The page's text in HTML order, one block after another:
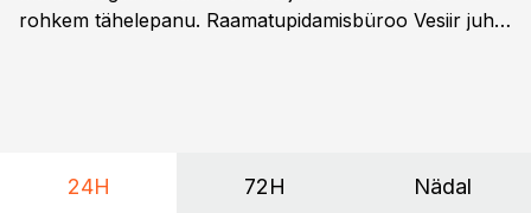
rohkem tähelepanu. Raamatupidamisbüroo Vesiir juht
24H 72H Nädal